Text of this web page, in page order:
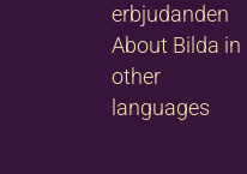
erbjudanden
About Bilda in
other
languages